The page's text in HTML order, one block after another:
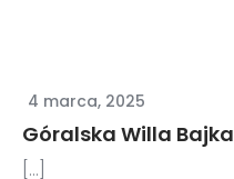
4 marca, 2025
Góralska Willa Bajka
[...]